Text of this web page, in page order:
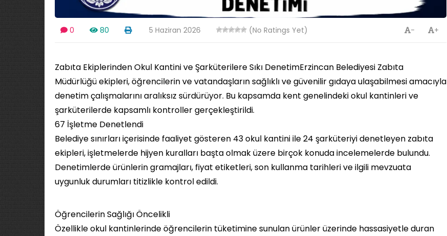
0 80 5 Haziran 2026 (No Ratings Yet) +
-
Zabıta Ekiplerinden Okul Kantini ve Şarküterilere Sıkı DenetimErzincan Belediyesi Zabıta
Müdürlüğü ekipleri, öğrencilerin ve vatandaşların sağlıklı ve güvenilir gıdaya ulaşabilmesi amacıyla
denetim çalışmalarını aralıksız sürdürüyor. Bu kapsamda kent genelindeki okul kantinleri ve
şarküterilerde kapsamlı kontroller gerçekleştirildi.
67 İşletme Denetlendi
Belediye sınırları içerisinde faaliyet gösteren 43 okul kantini ile 24 şarküteriyi denetleyen zabıta
ekipleri, işletmelerde hijyen kuralları başta olmak üzere birçok konuda incelemelerde bulundu.
Denetimlerde ürünlerin gramajları, fiyat etiketleri, son kullanma tarihleri ve ilgili mevzuata
uygunluk durumları titizlikle kontrol edildi.
Öğrencilerin Sağlığı Öncelikli
Özellikle okul kantinlerinde öğrencilerin tüketimine sunulan ürünler üzerinde hassasiyetle duran